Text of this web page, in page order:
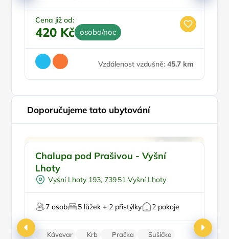
Nekuřácký objekt
Parkování zdarma
Cena již od:
420 Kč osoba/noc
Vzdálenost vzdušně: 45.7 km
Doporučujeme tato ubytování
Vířivka
Na horách
Pro majitele mazlíčků
Chalupa pod Prašivou - Vyšní
Lhoty
Vyšní Lhoty 193, 739 51 Vyšní Lhoty
7 osob 5 lůžek + 2 přistýlky 2 pokoje
Kávovar Krb Pračka
Sušička